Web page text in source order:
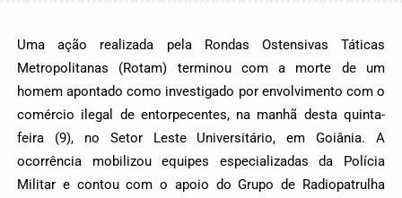
Uma ação realizada pela Rondas Ostensivas Táticas
Metropolitanas (Rotam) terminou com a morte de um
homem apontado como investigado por envolvimento com o
comércio ilegal de entorpecentes, na manhã desta quinta-
feira (9), no Setor Leste Universitário, em Goiânia. A
ocorrência mobilizou equipes especializadas da Polícia
Militar e contou com o apoio do Grupo de Radiopatrulha